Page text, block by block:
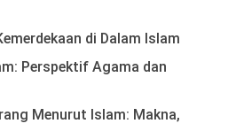
di Dalam Islam
Perspektif Agama dan
Menurut Islam: Makna,